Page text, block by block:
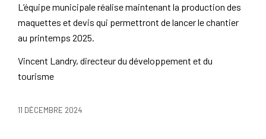
L’équipe municipale réalise maintenant la production des
maquettes et devis qui permettront de lancer le chantier
au printemps 2025.
Vincent Landry, directeur du développement et du
tourisme
11 DÉCEMBRE 2024